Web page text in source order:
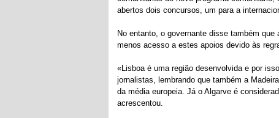
abertos dois concursos, um para a
No entanto, o governante disse também
menos acesso a estes apoios devido às
«Lisboa é uma região desenvolvida e por
jornalistas, lembrando que também a
da média europeia. Já o Algarve é
acrescentou.